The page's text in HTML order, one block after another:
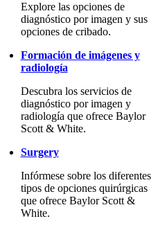
Explore las opciones de
diagnóstico por imagen y sus
opciones de cribado.
Formación de imágenes y
radiología
Descubra los servicios de
diagnóstico por imagen y
radiología que ofrece Baylor
Scott & White.
Surgery
Infórmese sobre los diferentes
tipos de opciones quirúrgicas
que ofrece Baylor Scott &
White.